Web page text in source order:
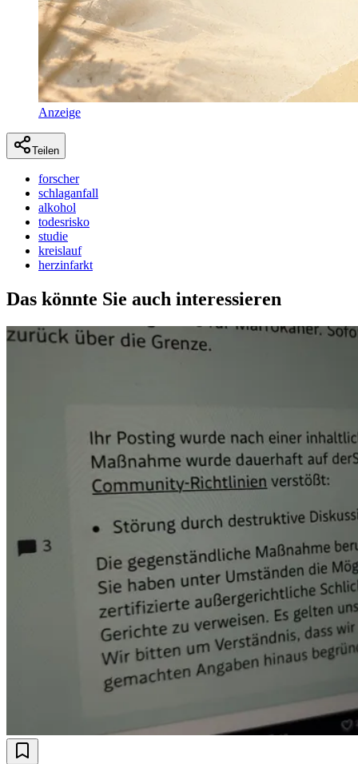
Anzeige
Teilen
forscher
schlaganfall
alkohol
todesrisko
studie
kreislauf
herzinfarkt
Das könnte Sie auch interessieren